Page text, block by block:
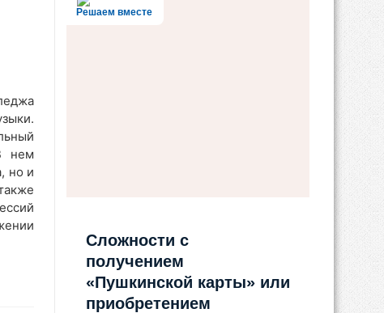
нем
но и
Решаем вместе
Сложности с
получением
«Пушкинской карты» или
приобретением